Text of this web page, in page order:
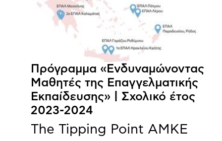
Πρόγραμμα «Ενδυναμώνοντας
Μαθητές της Επαγγελματικής
Εκπαίδευσης» | Σχολικό έτος
2023-2024
The Tipping Point ΑΜΚΕ